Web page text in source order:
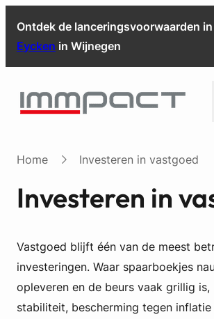
Ontdek de lanceringsvoorwaarden in
Eycken in Wijnegen
Home Investeren in vastgoed
Investeren in
Vastgoed blijft één van de meest
investeringen. Waar spaarboekjes
opleveren en de beurs vaak grillig
stabiliteit, bescherming tegen inflatie